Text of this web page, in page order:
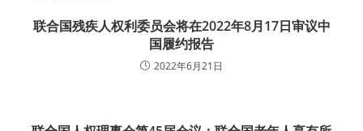
联合国残疾人权利委员会将在2022年8月17日审议中
国履约报告
2022年6月21日